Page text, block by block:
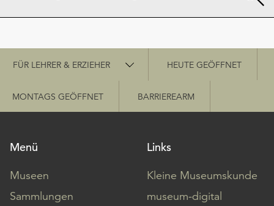
Schnellzugriff
FÜR LEHRER & ERZIEHER HEUTE GEÖFFNET
MONTAGS GEÖFFNET BARRIEREARM
Menü
Museen
Sammlungen
Links
Kleine Museumskunde
museum-digital